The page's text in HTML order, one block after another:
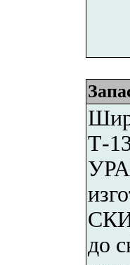
Т-
до